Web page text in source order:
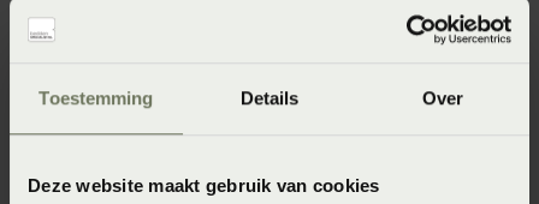
Toestemming Details Over
Deze website maakt gebruik van cookies
8718471402842
Wasinstructie
Wasvoorschrift: wassen op 40°C of 60°C